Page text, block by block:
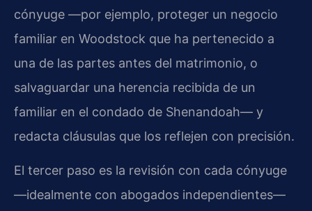
cónyuge —por ejemplo, proteger un negocio
familiar en Woodstock que ha pertenecido a
una de las partes antes del matrimonio, o
salvaguardar una herencia recibida de un
familiar en el condado de Shenandoah— y
redacta cláusulas que los reflejen con precisión.
El tercer paso es la revisión con cada cónyuge
—idealmente con abogados independientes—